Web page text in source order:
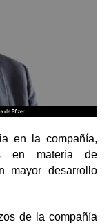
en la compañía,
en materia de
mayor desarrollo
de la compañía